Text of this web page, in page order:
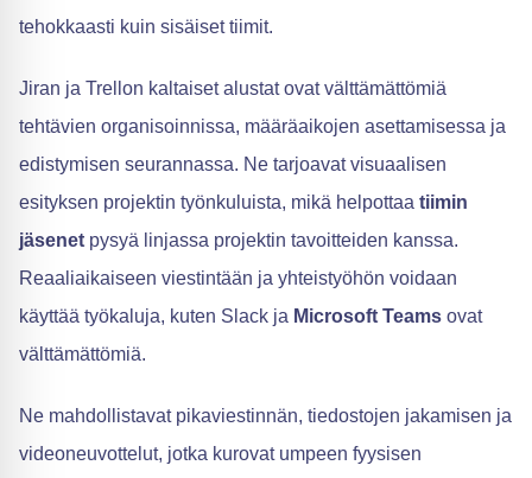
tehokkaasti kuin sisäiset tiimit.
Jiran ja Trellon kaltaiset alustat ovat välttämättömiä
tehtävien organisoinnissa, määräaikojen asettamisessa ja
edistymisen seurannassa. Ne tarjoavat visuaalisen
esityksen projektin työnkuluista, mikä helpottaa tiimin
jäsenet pysyä linjassa projektin tavoitteiden kanssa.
Reaaliaikaiseen viestintään ja yhteistyöhön voidaan
käyttää työkaluja, kuten Slack ja Microsoft Teams ovat
välttämättömiä.
Ne mahdollistavat pikaviestinnän, tiedostojen jakamisen ja
videoneuvottelut, jotka kurovat umpeen fyysisen